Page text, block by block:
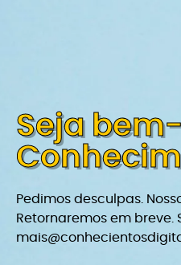
Seja
Pedimos desculpas.
Retornaremos em